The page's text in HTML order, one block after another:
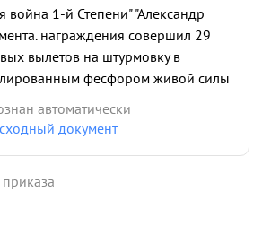
война 1-й Степени" "Александр
награждения совершил 29
вылетов на штурмовку в
фесфором живой силы
в качестве ведущего.
боевое задание ведущим
товарищ КУРНЕЕВ точно
автоматически
документ